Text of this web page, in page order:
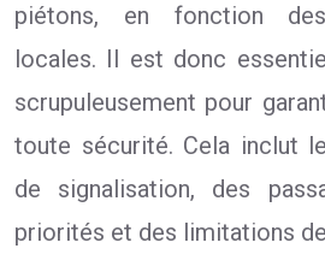
piétons, en fonction des
locales. Il est donc
scrupuleusement pour
toute sécurité. Cela inclut
de signalisation, des
priorités et des limitations